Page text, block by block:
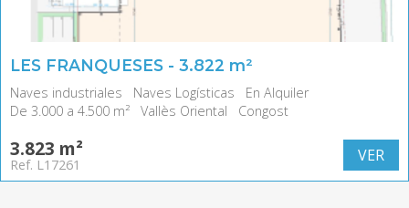
LES FRANQUESES - 3.822 m²
Naves industriales Naves Logísticas
En Alquiler
De 3.000 a 4.500 m²
Vallès Oriental Congost
3.823 m²
Ref. L17261 VER